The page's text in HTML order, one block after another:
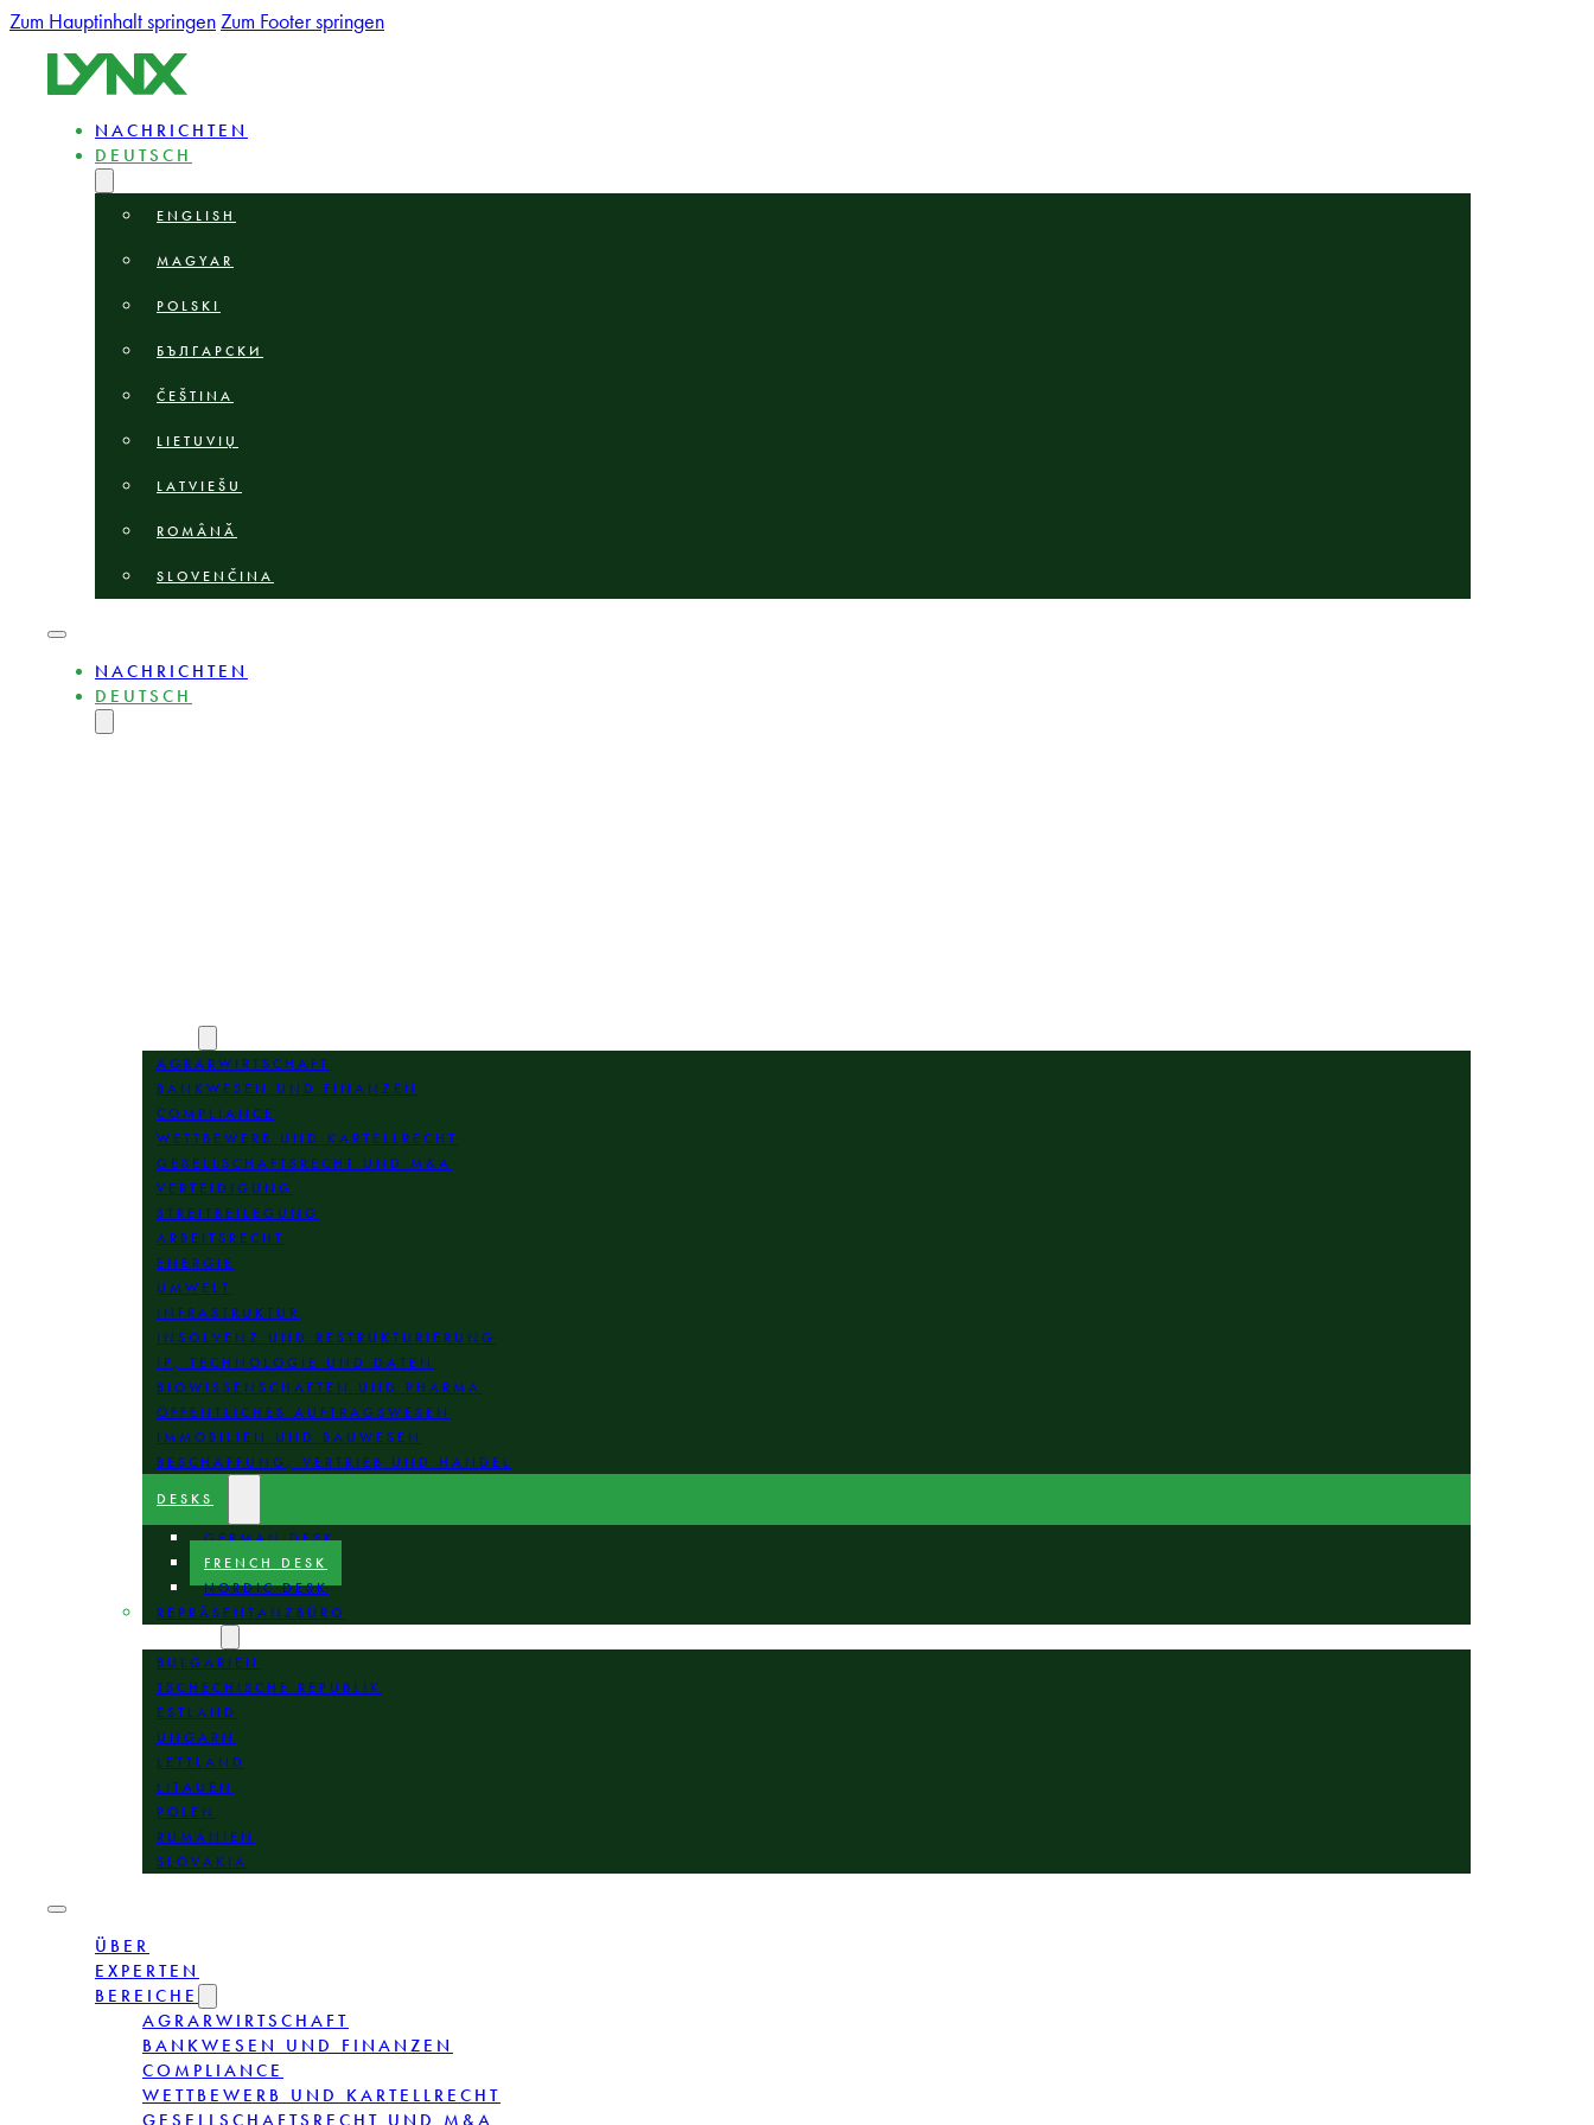
Zum Hauptinhalt springenZum Footer springen
NACHRICHTEN
DEUTSCH
ENGLISH
MAGYAR
POLSKI
БЪЛГАРСКИ
ČEŠTINA
LIETUVIŲ
LATVIEŠU
ROMÂNĂ
SLOVENČINA
NACHRICHTEN
DEUTSCH
AGRARWIRTSCHAFT
BANKWESEN UND FINANZEN
COMPLIANCE
WETTBEWERB UND KARTELLRECHT
GESELLSCHAFTSRECHT UND M&A
VERTEIDIGUNG
STREITBEILEGUNG
ARBEITSRECHT
ENERGIE
UMWELT
INFRASTRUKTUR
INSOLVENZ UND RESTRUKTURIERUNG
IP, TECHNOLOGIE UND DATEN
BIOWISSENSCHAFTEN UND PHARMA
ÖFFENTLICHES AUFTRAGSWESEN
IMMOBILIEN UND BAUWESEN
BESCHAFFUNG, VERTRIEB UND HANDEL
DESKS
GERMAN DESK
FRENCH DESK
NORDIC DESK
REPRÄSENTANZBÜRO
BULGARIEN
TSCHECHISCHE REPUBLIK
ESTLAND
UNGARN
LETTLAND
LITAUEN
POLEN
RUMÄNIEN
SLOVAKIA
ÜBER
EXPERTEN
BEREICHE
AGRARWIRTSCHAFT
BANKWESEN UND FINANZEN
COMPLIANCE
WETTBEWERB UND KARTELLRECHT
GESELLSCHAFTSRECHT UND M&A